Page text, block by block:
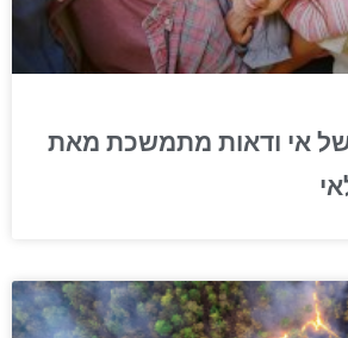
של אי ודאות מתמשכת מאת